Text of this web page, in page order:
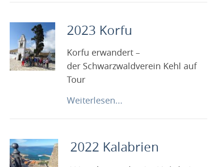
2023 Korfu
Korfu erwandert –
der Schwarzwaldverein Kehl auf
Tour
Weiterlesen...
2022 Kalabrien